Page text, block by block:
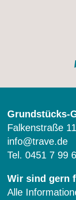
Grundstücks-
Falkenstraße
info@trave.de
Tel. 0451 7 99
Wir sind gern
Alle